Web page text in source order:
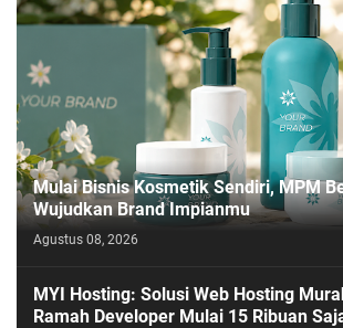
Mulai Bisnis Kosmetik Sendiri, MPM
Wujudkan Brand Impianmu
Agustus 08, 2026
MYI Hosting: Solusi Web Hosting
Ramah Developer Mulai 15 Ribuan